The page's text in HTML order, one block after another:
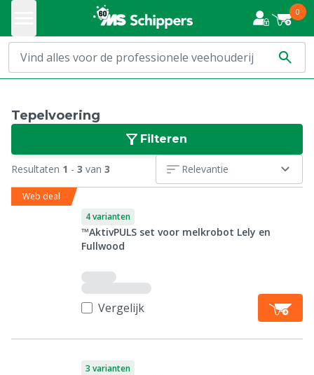
0
Tepelvoering
Filteren
Resultaten 1 - 3 van 3 Relevantie
Web deal
4 varianten
™AktivPULS set voor melkrobot Lely en
Fullwood
Vergelijk
3 varianten